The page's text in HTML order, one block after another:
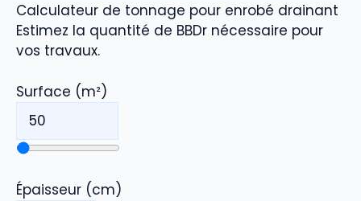
Calculateur de tonnage pour enrobé drainant
Estimez la quantité de BBDr nécessaire pour
vos travaux.
Surface (m²)
Épaisseur (cm)